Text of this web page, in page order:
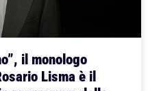
il monologo
Lisma è il